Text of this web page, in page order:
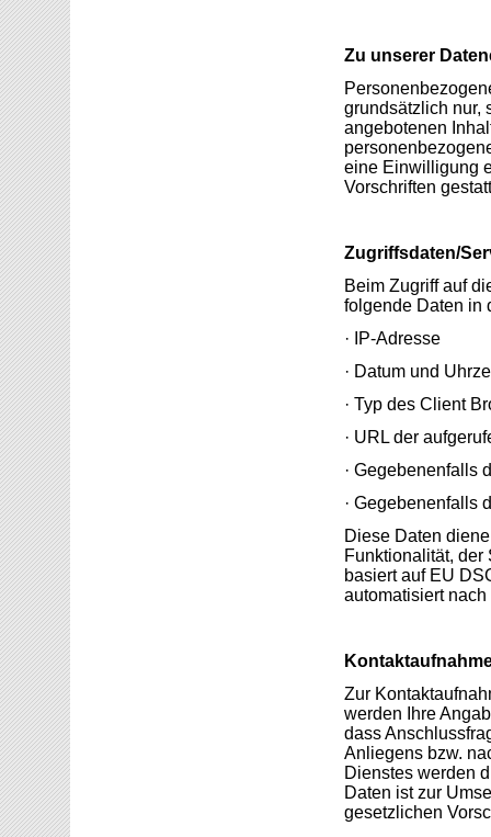
Zu unserer
grundsätzlich nur,
angebotenen
eine Einwilligung
Vorschriften
Zugriffsdaten/
Beim Zugriff auf
folgende Daten in
· IP-Adresse
· Datum und
· Typ des Client
· URL der
· Gegebenenfalls
· Gegebenenfalls
Diese Daten
Funktionalität,
basiert auf EU
automatisiert
Zur
werden Ihre
dass
Anliegens bzw.
Dienstes werden
Daten ist zur
gesetzlichen